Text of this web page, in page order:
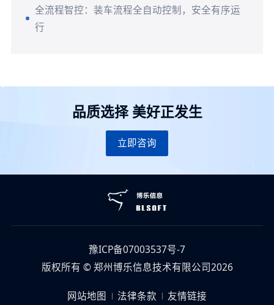
全流程智控：装车流程全自动控制，安全有序运
行
品质选择 美好正发生
立即咨询
网站地图 法律条款 友情链接
豫ICP备07003537号-7
版权所有 © 郑州博乐信息技术有限公司2026